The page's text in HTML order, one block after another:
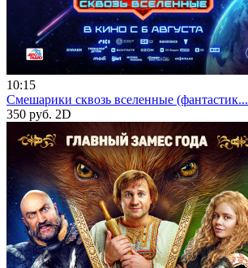
10:15
Смешарики сквозь вселенные (фантастик...
350 руб. 2D